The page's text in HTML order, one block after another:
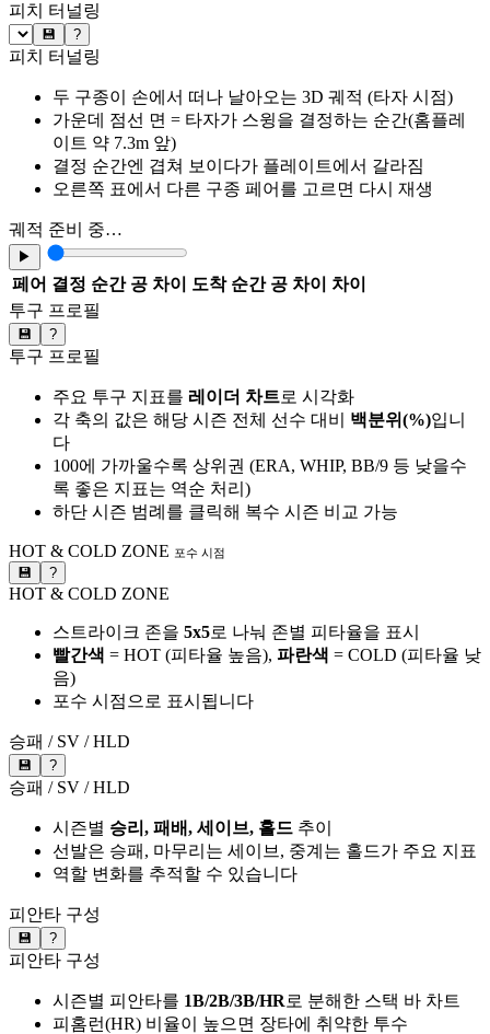
피치 터널링
💾 ?
피치 터널링
두 구종이 손에서 떠나 날아오는 3D 궤적 (타자 시점)
가운데 점선 면 = 타자가 스윙을 결정하는 순간(홈플레
이트 약 7.3m 앞)
결정 순간엔 겹쳐 보이다가 플레이트에서 갈라짐
오른쪽 표에서 다른 구종 페어를 고르면 다시 재생
궤적 준비 중…
▶
페어 결정 순간 공 차이 도착 순간 공 차이
차이
투구 프로필
💾 ?
투구 프로필
주요 투구 지표를 레이더 차트로 시각화
각 축의 값은 해당 시즌 전체 선수 대비 백분위(%)입니
다
100에 가까울수록 상위권 (ERA, WHIP, BB/9 등 낮을수
록 좋은 지표는 역순 처리)
하단 시즌 범례를 클릭해 복수 시즌 비교 가능
HOT & COLD ZONE 포수 시점
💾 ?
HOT & COLD ZONE
스트라이크 존을 5x5로 나눠 존별 피타율을 표시
빨간색 = HOT (피타율 높음), 파란색 = COLD (피타율 낮
음)
포수 시점으로 표시됩니다
승패 / SV / HLD
💾 ?
승패 / SV / HLD
시즌별 승리, 패배, 세이브, 홀드 추이
선발은 승패, 마무리는 세이브, 중계는 홀드가 주요 지표
역할 변화를 추적할 수 있습니다
피안타 구성
💾 ?
피안타 구성
시즌별 피안타를 1B/2B/3B/HR로 분해한 스택 바 차트
피홈런(HR) 비율이 높으면 장타에 취약한 투수